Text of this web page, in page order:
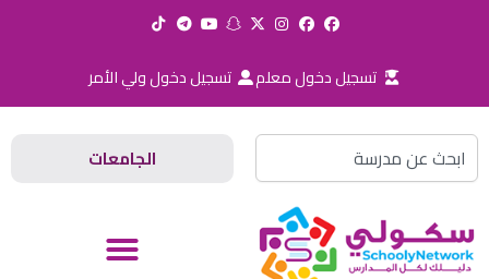
تسجيل دخول معلم تسجيل دخول ولي الأمر
الجامعات Search